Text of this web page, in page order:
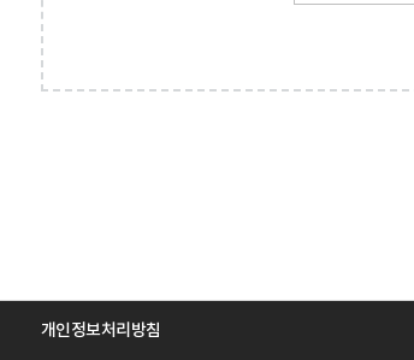
개인정보처리방침